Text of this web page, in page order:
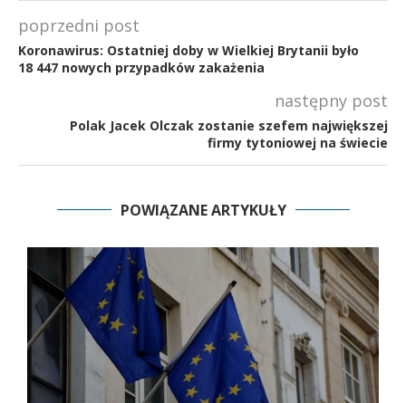
poprzedni post
Koronawirus: Ostatniej doby w Wielkiej Brytanii było
18 447 nowych przypadków zakażenia
następny post
Polak Jacek Olczak zostanie szefem największej
firmy tytoniowej na świecie
POWIĄZANE ARTYKUŁY